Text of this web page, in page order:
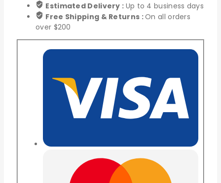
Estimated Delivery : Up to 4 business days
Free Shipping & Returns :On all orders
over $200